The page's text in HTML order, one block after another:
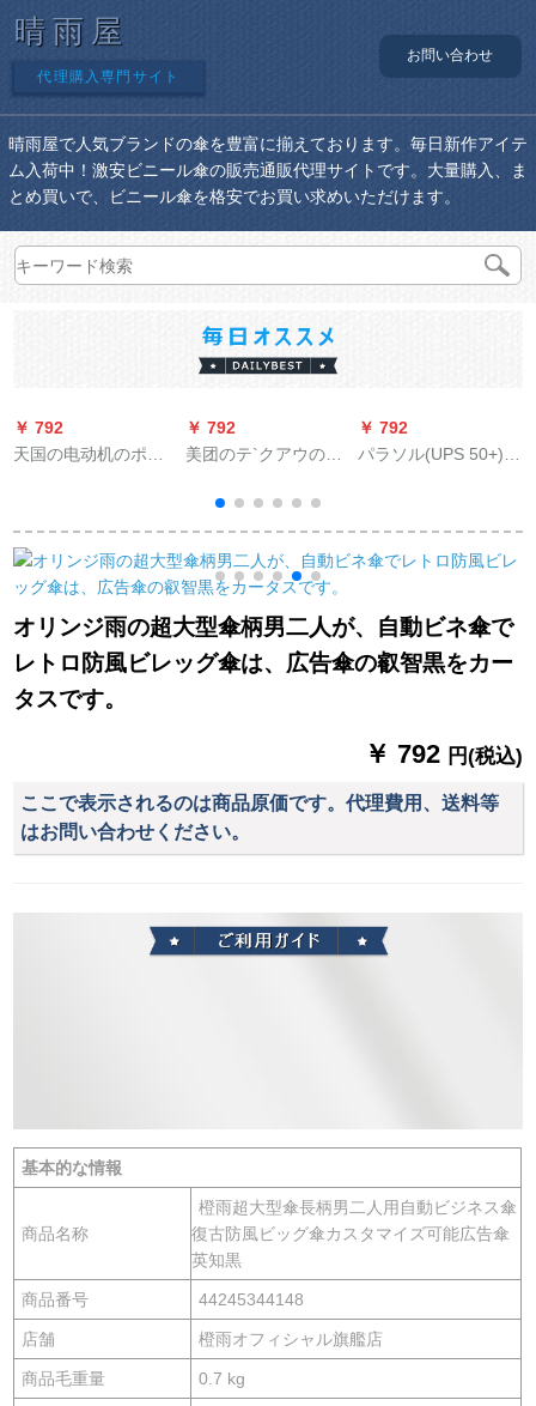
晴雨屋
代理購入専門サイト
お問い合わせ
晴雨屋で人気ブランドの傘を豊富に揃えております。毎日新作アイテ
ム入荷中！激安ビニール傘の販売通販代理サイトです。大量購入、ま
とめ買いで、ビニール傘を格安でお買い求めいただけます。
￥ 792
天国の电动机のポチ
￥ 792
美团のテ`クアウの突
の厚い防风服のカス
タスメズの外装の冬
の外套の美団の夏の
_;ルメットの黒レン
ズスの平均サイズス
はLを调节することと
なります。
￥ 792
パラソル(UPS 50+)全
31824 E紫色
オリンジ雨の超大型傘柄男二人が、自動ビネ傘で
レトロ防風ビレッグ傘は、広告傘の叡智黒をカー
タスです。
￥ 792 円(税込)
ここで表示されるのは商品原価です。代理費用、送料等
はお問い合わせください。
基本的な情報
商品名称
橙雨超大型傘長柄男二人用自動ビジネス傘
復古防風ビッグ傘カスタマイズ可能広告傘
英知黒
商品番号 44245344148
店舗 橙雨オフィシャル旗艦店
商品毛重量 0.7 kg